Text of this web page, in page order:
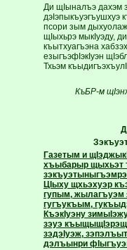
Ди щIыналъэ
дэIэпыкъуэгъушхуэ
псори зым
щIыхьрэ мыкIуэду,
къытхуагъэна
езыгъэфIэкIуэн
Тхьэм
КъБР-м
Газетым и
хъыбарыр щыхьэт
ЦIыху щхьэхуэр
гупым, жылагъуэм
гугъукъым,
КъэкIуэну
зэуэ
зэдэIуэж,
дэлъынри